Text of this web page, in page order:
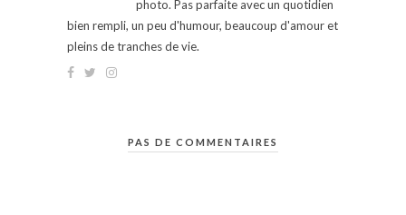
photo. Pas parfaite avec un quotidien
bien rempli, un peu d'humour, beaucoup d'amour et
pleins de tranches de vie.
PAS DE COMMENTAIRES